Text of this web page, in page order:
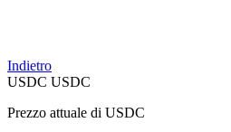
Indietro
USDC USDC
Prezzo attuale di USDC